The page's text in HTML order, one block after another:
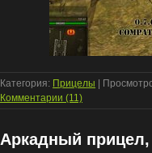
Категория: Прицелы |
Комментарии (11)
Аркадный